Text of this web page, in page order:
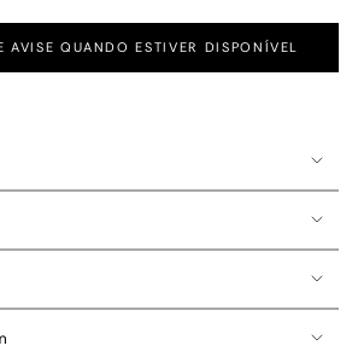
AVISE QUANDO ESTIVER DISPONÍVEL